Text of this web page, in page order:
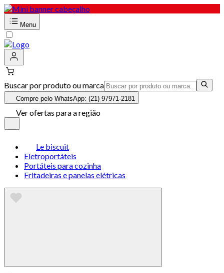
Menu
Buscar por produto ou marca
Compre pelo WhatsApp: (21) 97971-2181
Ver ofertas para a região
Le biscuit
Eletroportáteis
Portáteis para cozinha
Fritadeiras e panelas elétricas